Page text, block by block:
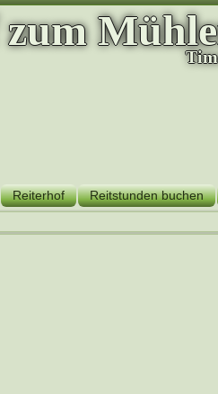
Reiterhof Reitstunden buchen